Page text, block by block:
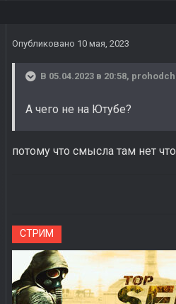
Опубликовано 10 мая, 2023
В 05.04.2023 в 20:58,
А чего не на Ютубе?
потому что смысла там нет
СТРИМ